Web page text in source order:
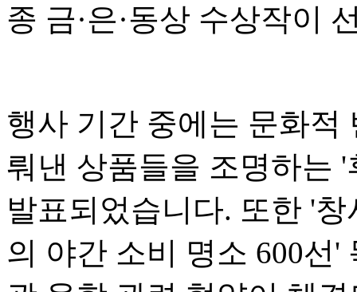
종 금·은·동상 수상작이
행사 기간 중에는 문화적
뤄낸 상품들을 조명하는
발표되었습니다. 또한 '
의 야간 소비 명소 600선